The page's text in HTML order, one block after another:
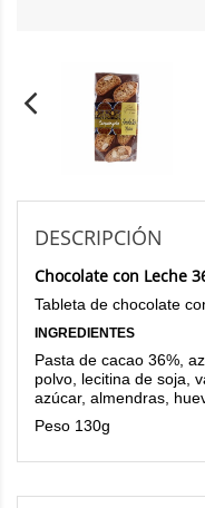
DESCRIPCIÓN
Chocolate con Leche
Tableta de chocolate
INGREDIENTES
Pasta de cacao 36%,
polvo, lecitina de soja,
azúcar, almendras,
Peso 130g